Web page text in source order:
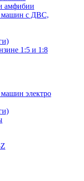
амфибии
машин с ДВС,
1:5 и 1:8
электро